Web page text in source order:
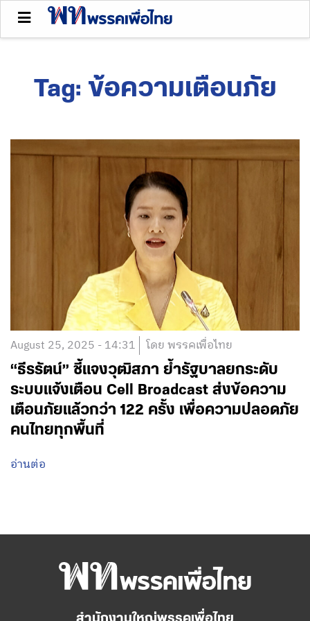
Tag: ข้อความเตือนภัย
August 25, 2025 - 14:31 โดย พรรคเพื่อไทย
“ธีรรัตน์” ชี้แจงวุฒิสภา ย้ำรัฐบาลยกระดับ
ระบบแจ้งเตือน Cell Broadcast ส่งข้อความ
เตือนภัยแล้วกว่า 122 ครั้ง เพื่อความปลอดภัย
คนไทยทุกพื้นที่
อ่านต่อ